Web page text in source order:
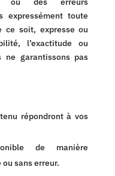
expressément toute
ce soit, expresse ou
l’exactitude ou
ne garantissons pas
répondront à vos
de manière
sans erreur.